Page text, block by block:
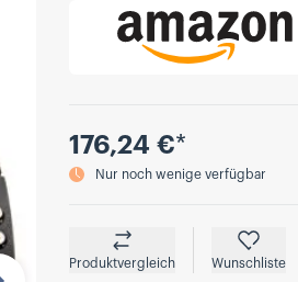
Preis
176,24 €*
Nur noch wenige verfügbar
Produktvergleich Wunschliste